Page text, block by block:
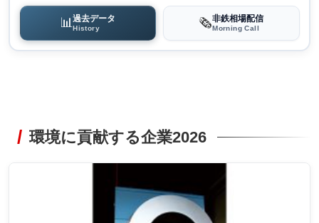
📊過去データ
History 🗞️非鉄相場配信
Morning Call
環境に貢献する企業2026